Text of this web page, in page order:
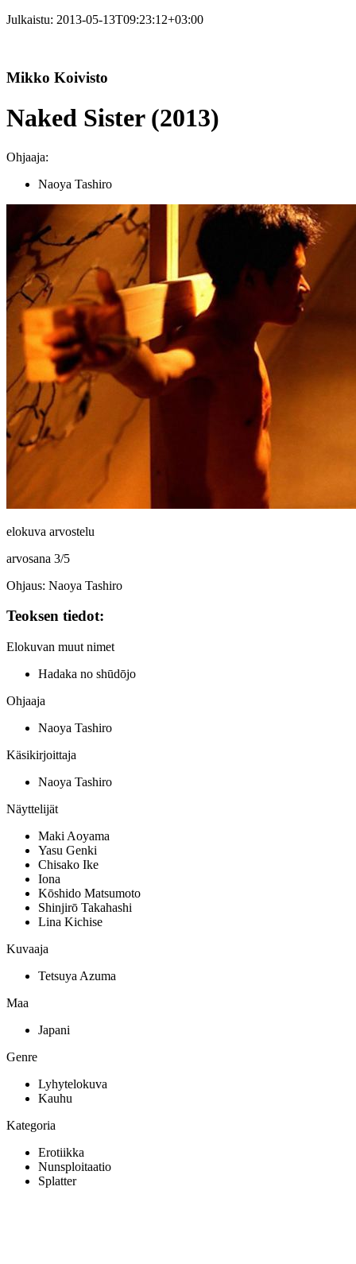
Julkaistu: 2013-05-13T09:23:12+03:00
Mikko Koivisto
Naked Sister (2013)
Ohjaaja:
Naoya Tashiro
elokuva arvostelu
arvosana 3/5
Ohjaus: Naoya Tashiro
Teoksen tiedot:
Elokuvan muut nimet
Hadaka no shūdōjo
Ohjaaja
Naoya Tashiro
Käsikirjoittaja
Naoya Tashiro
Näyttelijät
Maki Aoyama
Yasu Genki
Chisako Ike
Iona
Kōshido Matsumoto
Shinjirō Takahashi
Lina Kichise
Kuvaaja
Tetsuya Azuma
Maa
Japani
Genre
Lyhytelokuva
Kauhu
Kategoria
Erotiikka
Nunsploitaatio
Splatter